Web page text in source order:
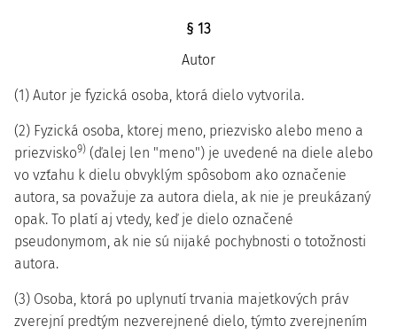
§ 13
Autor
(1) Autor je fyzická osoba, ktorá dielo vytvorila.
(2) Fyzická osoba, ktorej meno, priezvisko alebo meno a
priezvisko9) (ďalej len "meno") je uvedené na diele alebo
vo vzťahu k dielu obvyklým spôsobom ako označenie
autora, sa považuje za autora diela, ak nie je preukázaný
opak. To platí aj vtedy, keď je dielo označené
pseudonymom, ak nie sú nijaké pochybnosti o totožnosti
autora.
(3) Osoba, ktorá po uplynutí trvania majetkových práv
zverejní predtým nezverejnené dielo, týmto zverejnením